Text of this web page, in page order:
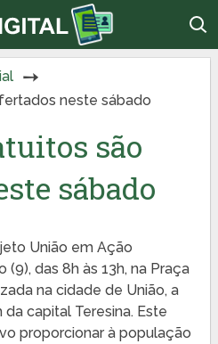
neste sábado
são
sábado
União em Ação
das 8h às 13h, na Praça
na cidade de União, a
capital Teresina. Este
proporcionar à população